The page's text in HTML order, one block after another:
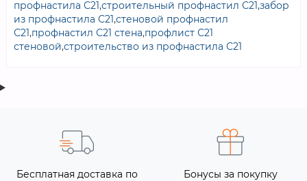
профнастила С21,строительный профнастил С21,забор
из профнастила С21,стеновой профнастил
С21,профнастил С21 стена,профлист С21
стеновой,строительство из профнастила С21
Бесплатная доставка по
Бонусы за покупку